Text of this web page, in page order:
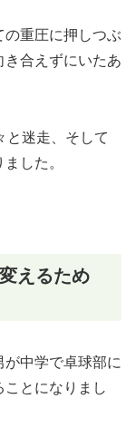
重圧に押しつぶ
き合えずにいたあ
と迷走、そして
した。
えるため
中学で卓球部に
ことになりまし